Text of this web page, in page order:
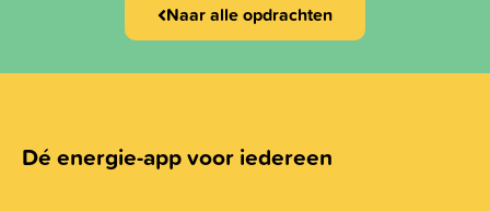
Naar alle opdrachten
Dé energie-app voor iedereen